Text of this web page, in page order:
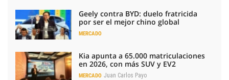
Geely contra BYD: duelo fratricida
por ser el mejor chino global
MERCADO
Kia apunta a 65.000 matriculaciones
en 2026, con más SUV y EV2
MERCADO Juan Carlos Payo